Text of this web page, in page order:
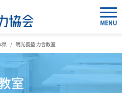
MENU
県 明光義塾 力合教室
室